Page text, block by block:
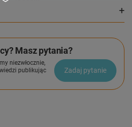
Masz pytania?
niezwłocznie,
publikując
Zadaj pytanie